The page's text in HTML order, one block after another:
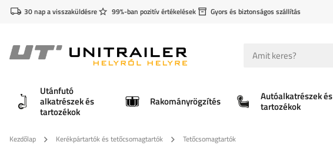
30 nap a visszaküldésre 99%-ban pozitív értékelések Gyors és biztonságos szállítás
Utánfutó
alkatrészek és
tartozékok
Rakományrögzítés Autóalkatrészek és
tartozékok
Kezdőlap Kerékpártartók és tetőcsomagtartók Tetőcsomagtartók